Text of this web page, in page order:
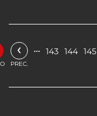
‹
PREC.
… 143 144 145